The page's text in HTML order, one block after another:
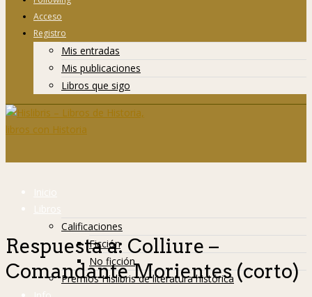
Acceso
Registro
Mis entradas
Mis publicaciones
Libros que sigo
Inicio
Libros
Calificaciones
Ficción
No ficción
Premios Hislibris de literatura histórica
Respuesta a: Colliure –
Comandante Morientes (corto)